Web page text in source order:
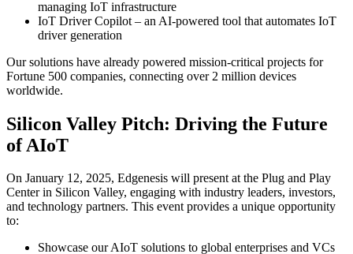
managing IoT infrastructure
IoT Driver Copilot – an AI-powered tool that automates IoT
driver generation
Our solutions have already powered mission-critical projects for
Fortune 500 companies, connecting over 2 million devices
worldwide.
Silicon Valley Pitch: Driving the Future
of AIoT
On January 12, 2025, Edgenesis will present at the Plug and Play
Center in Silicon Valley, engaging with industry leaders, investors,
and technology partners. This event provides a unique opportunity
to:
Showcase our AIoT solutions to global enterprises and VCs